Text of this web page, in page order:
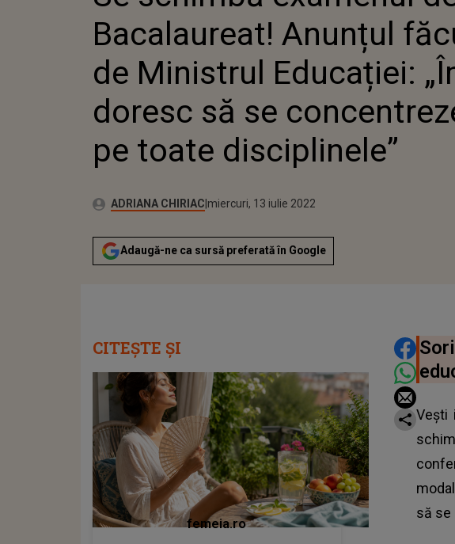
CONCENTREZE PE TOATE
Bacalaureat! Anunțul
de Ministrul Educației:
doresc să se
pe toate disciplinele”
Autor:ADRIANA CHIRIACPublicat:
miercuri, 13 iulie 2022
Actualizat:
miercuri, 13 iulie 2022
Adaugă-ne ca sursă preferată în Google
Vești
să se
CITEȘTE ȘI
femeia.ro